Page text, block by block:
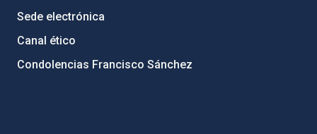
Sede electrónica
Canal ético
Condolencias Francisco Sánchez